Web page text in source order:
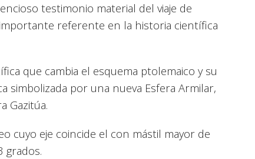
testimonio material del viaje de
referente en la historia científica
que cambia el esquema ptolemaico y su
por una nueva Esfera Armilar,
Gazitúa.
cuyo eje coincide el con mástil mayor de
grados.